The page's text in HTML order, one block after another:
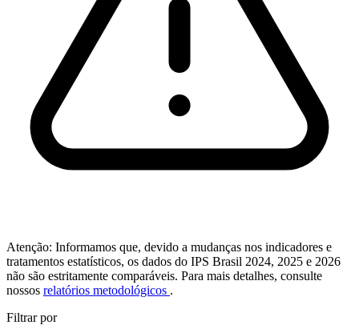
Atenção: Informamos que, devido a mudanças nos indicadores e
tratamentos estatísticos, os dados do IPS Brasil 2024, 2025 e 2026
não são estritamente comparáveis. Para mais detalhes, consulte
nossos relatórios metodológicos .
Filtrar por